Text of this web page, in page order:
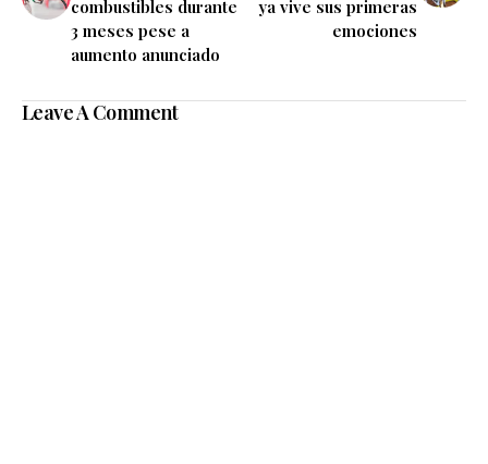
combustibles durante
3 meses pese a
aumento anunciado
ya vive sus primeras
emociones
Leave A Comment